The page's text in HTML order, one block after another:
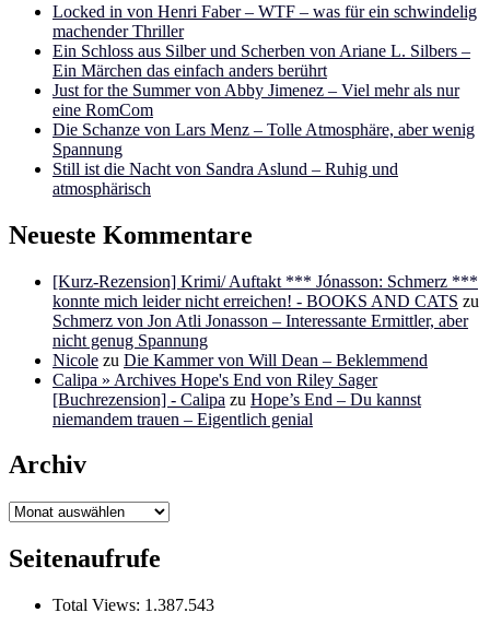
Locked in von Henri Faber – WTF – was für ein schwindelig
machender Thriller
Ein Schloss aus Silber und Scherben von Ariane L. Silbers –
Ein Märchen das einfach anders berührt
Just for the Summer von Abby Jimenez – Viel mehr als nur
eine RomCom
Die Schanze von Lars Menz – Tolle Atmosphäre, aber wenig
Spannung
Still ist die Nacht von Sandra Aslund – Ruhig und
atmosphärisch
Neueste Kommentare
[Kurz-Rezension] Krimi/ Auftakt *** Jónasson: Schmerz ***
konnte mich leider nicht erreichen! - BOOKS AND CATS zu
Schmerz von Jon Atli Jonasson – Interessante Ermittler, aber
nicht genug Spannung
Nicole zu Die Kammer von Will Dean – Beklemmend
Calipa » Archives Hope's End von Riley Sager
[Buchrezension] - Calipa zu Hope’s End – Du kannst
niemandem trauen – Eigentlich genial
Archiv
Archiv
Seitenaufrufe
Total Views: 1.387.543